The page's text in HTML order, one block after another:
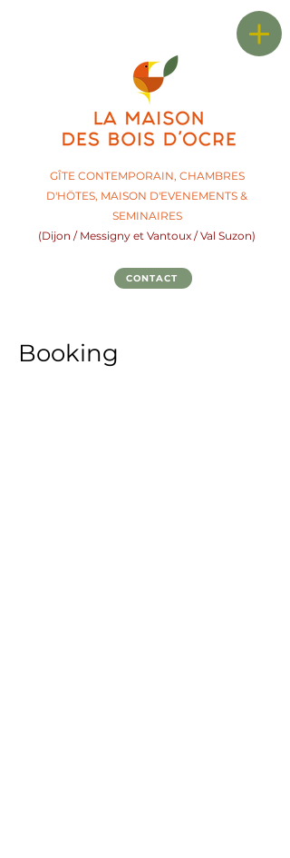
CONTACT
GÎTE CONTEMPORAIN, CHAMBRES
D'HÖTES, MAISON D'EVENEMENTS &
SEMINAIRES
(Dijon / Messigny et Vantoux / Val Suzon)
Booking